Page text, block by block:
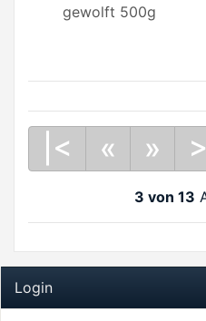
gewolft 500g
|< « » >|
3 von 13
Login